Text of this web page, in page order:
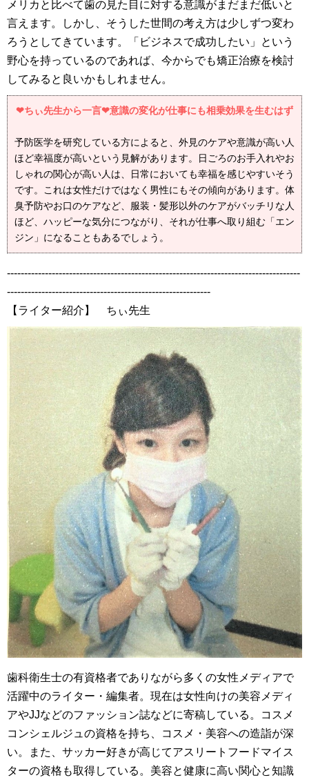
メリカと比べて歯の見た目に対する意識がまだまだ低いと
言えます。しかし、そうした世間の考え方は少しずつ変わ
ろうとしてきています。「ビジネスで成功したい」という
野心を持っているのであれば、今からでも矯正治療を検討
してみると良いかもしれません。
❤ちぃ先生から一言❤意識の変化が仕事にも相乗効果を生むはず
予防医学を研究している方によると、外見のケアや意識が高い人
ほど幸福度が高いという見解があります。日ごろのお手入れやお
しゃれの関心が高い人は、日常においても幸福を感じやすいそう
です。これは女性だけではなく男性にもその傾向があります。体
臭予防やお口のケアなど、服装・髪形以外のケアがバッチリな人
ほど、ハッピーな気分につながり、それが仕事へ取り組む「エン
ジン」になることもあるでしょう。
-------------------------------------------------------------------------------------
-----------------------------------------------------------
【ライター紹介】 ちぃ先生
歯科衛生士の有資格者でありながら多くの女性メディアで
活躍中のライター・編集者。現在は女性向けの美容メディ
アやJJなどのファッション誌などに寄稿している。コスメ
コンシェルジュの資格を持ち、コスメ・美容への造詣が深
い。また、サッカー好きが高じてアスリートフードマイス
ターの資格も取得している。美容と健康に高い関心と知識